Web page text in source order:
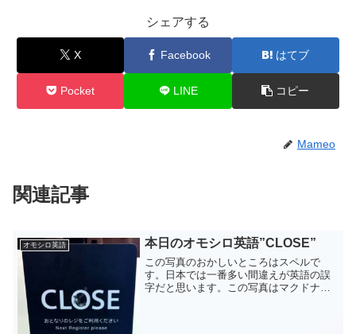
シェアする
X Facebook はてブ
Pocket LINE コピー
Mameo
関連記事
オモシロ英語 本日のオモシロ英語”CLOSE”
この写真のおかしいところはスペルで
す。日本では一番多い間違えが英語の誤
字だと思います。この写真はマクドナル